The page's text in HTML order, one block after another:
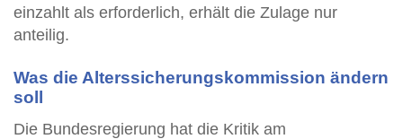
einzahlt als erforderlich, erhält die Zulage nur
anteilig.
Was die Alterssicherungskommission ändern
soll
Die Bundesregierung hat die Kritik am